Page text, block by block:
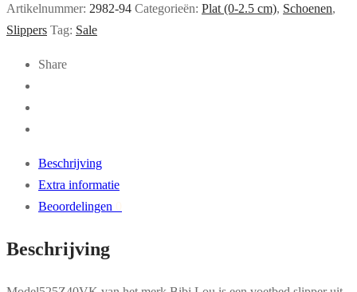
Artikelnummer: 2982-94 Categorieën: Plat (0-2.5 cm), Schoenen,
Slippers Tag: Sale
Share
Beschrijving
Extra informatie
Beoordelingen
Beschrijving